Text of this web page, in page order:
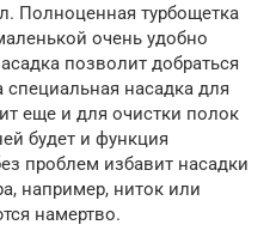
Полноценная турбощетка
очень удобно
позволит добраться
специальная насадка для
еще и для очистки полок
будет и функция
проблем избавит насадки
например, ниток или
намертво.